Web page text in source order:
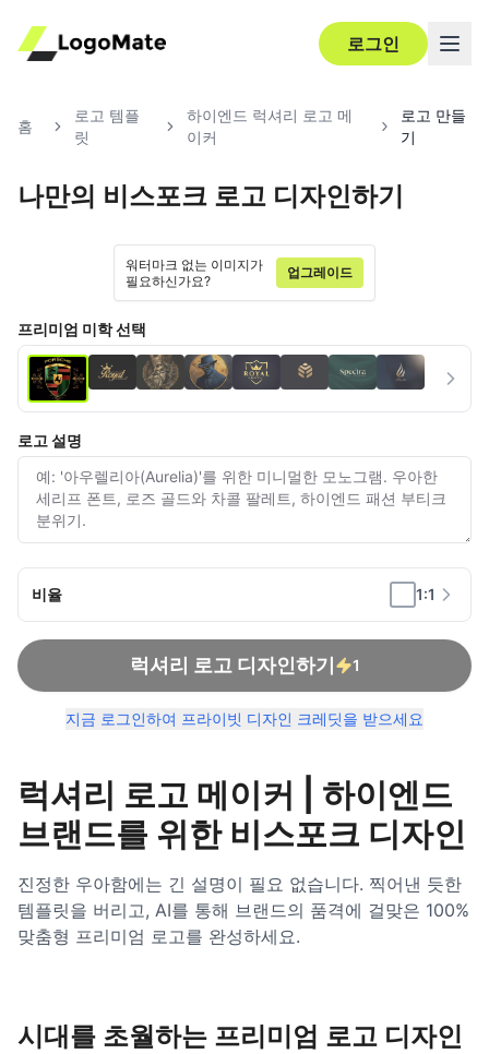
로그인
홈
로고 템플
릿
하이엔드 럭셔리 로고 메
이커
로고 만들
기
나만의 비스포크 로고 디자인하기
Ultra‑HD 편집
워터마크 없는 이미지가
필요하신가요?
업그레이드
프리미엄 미학 선택
로고 설명
비율 1:1
럭셔리 로고 디자인하기 1
지금 로그인하여 프라이빗 디자인 크레딧을 받으세요
럭셔리 로고 메이커 | 하이엔드
브랜드를 위한 비스포크 디자인
진정한 우아함에는 긴 설명이 필요 없습니다. 찍어낸 듯한
템플릿을 버리고, AI를 통해 브랜드의 품격에 걸맞은 100%
맞춤형 프리미엄 로고를 완성하세요.
시대를 초월하는 프리미엄 로고 디자인